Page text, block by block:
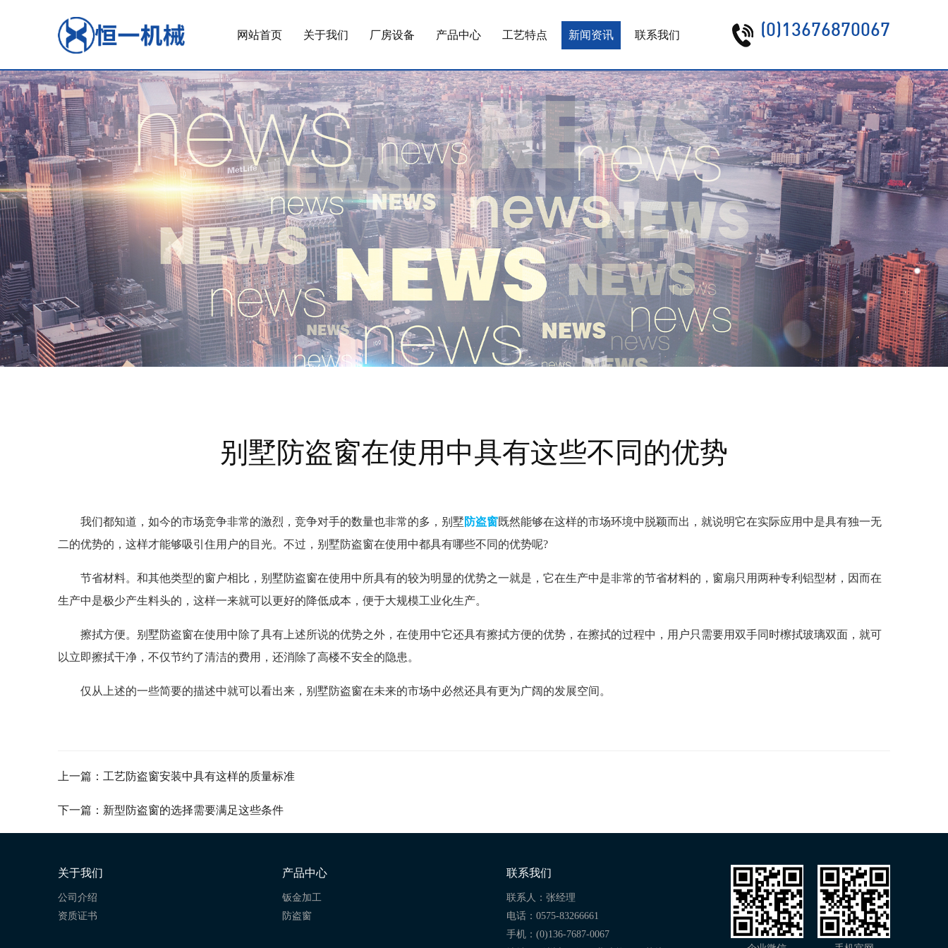
网站首页 关于我们 厂房设备 产品中心 工艺特点 新闻资讯 联系我们 (0)13676870067
别墅防盗窗在使用中具有这些不同的优势
我们都知道，如今的市场竞争非常的激烈，竞争对手的数量也非常的多，别墅 防盗窗既然能够在这样的市场环境中脱颖而出，就说明它在实际应用中是具有独一无
二的优势的，这样才能够吸引住用户的目光。不过，别墅防盗窗在使用中都具有哪些不同的优势呢?
节省材料。和其他类型的窗户相比，别墅防盗窗在使用中所具有的较为明显的优势之一就是，它在生产中是非常的节省材料的，窗扇只用两种专利铝型材，因而在
生产中是极少产生料头的，这样一来就可以更好的降低成本，便于大规模工业化生产。
擦拭方便。别墅防盗窗在使用中除了具有上述所说的优势之外，在使用中它还具有擦拭方便的优势，在擦拭的过程中，用户只需要用双手同时檫拭玻璃双面，就可
以立即擦拭干净，不仅节约了清洁的费用，还消除了高楼不安全的隐患。
仅从上述的一些简要的描述中就可以看出来，别墅防盗窗在未来的市场中必然还具有更为广阔的发展空间。
上一篇：工艺防盗窗安装中具有这样的质量标准
下一篇：新型防盗窗的选择需要满足这些条件
关于我们
公司介绍
资质证书
产品中心
钣金加工
防盗窗
联系我们
联系人：张经理
电话：0575-83266661
手机：(0)136-7687-0067